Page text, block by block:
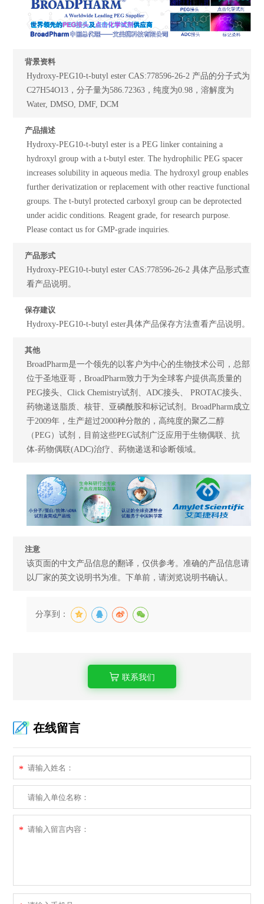
背景资料
Hydroxy-PEG10-t-butyl ester CAS:778596-26-2 产品的分子式为
C27H54O13，分子量为586.72363，纯度为0.98，溶解度为
Water, DMSO, DMF, DCM
产品描述
Hydroxy-PEG10-t-butyl ester is a PEG linker containing a
hydroxyl group with a t-butyl ester. The hydrophilic PEG spacer
increases solubility in aqueous media. The hydroxyl group enables
further derivatization or replacement with other reactive functional
groups. The t-butyl protected carboxyl group can be deprotected
under acidic conditions. Reagent grade, for research purpose.
Please contact us for GMP-grade inquiries.
产品形式
Hydroxy-PEG10-t-butyl ester CAS:778596-26-2 具体产品形式查
看产品说明。
保存建议
Hydroxy-PEG10-t-butyl ester具体产品保存方法查看产品说明。
其他
BroadPharm是一个领先的以客户为中心的生物技术公司，总部
位于圣地亚哥，BroadPharm致力于为全球客户提供高质量的
PEG接头、Click Chemistry试剂、ADC接头、 PROTAC接头、
药物递送脂质、核苷、亚磷酰胺和标记试剂。BroadPharm成立
于2009年，生产超过2000种分散的，高纯度的聚乙二醇
（PEG）试剂，目前这些PEG试剂广泛应用于生物偶联、抗
体-药物偶联(ADC)治疗、药物递送和诊断领域。
注意
该页面的中文产品信息的翻译，仅供参考。准确的产品信息请
以厂家的英文说明书为准。下单前，请浏览说明书确认。
分享到：
联系我们
在线留言
*
*